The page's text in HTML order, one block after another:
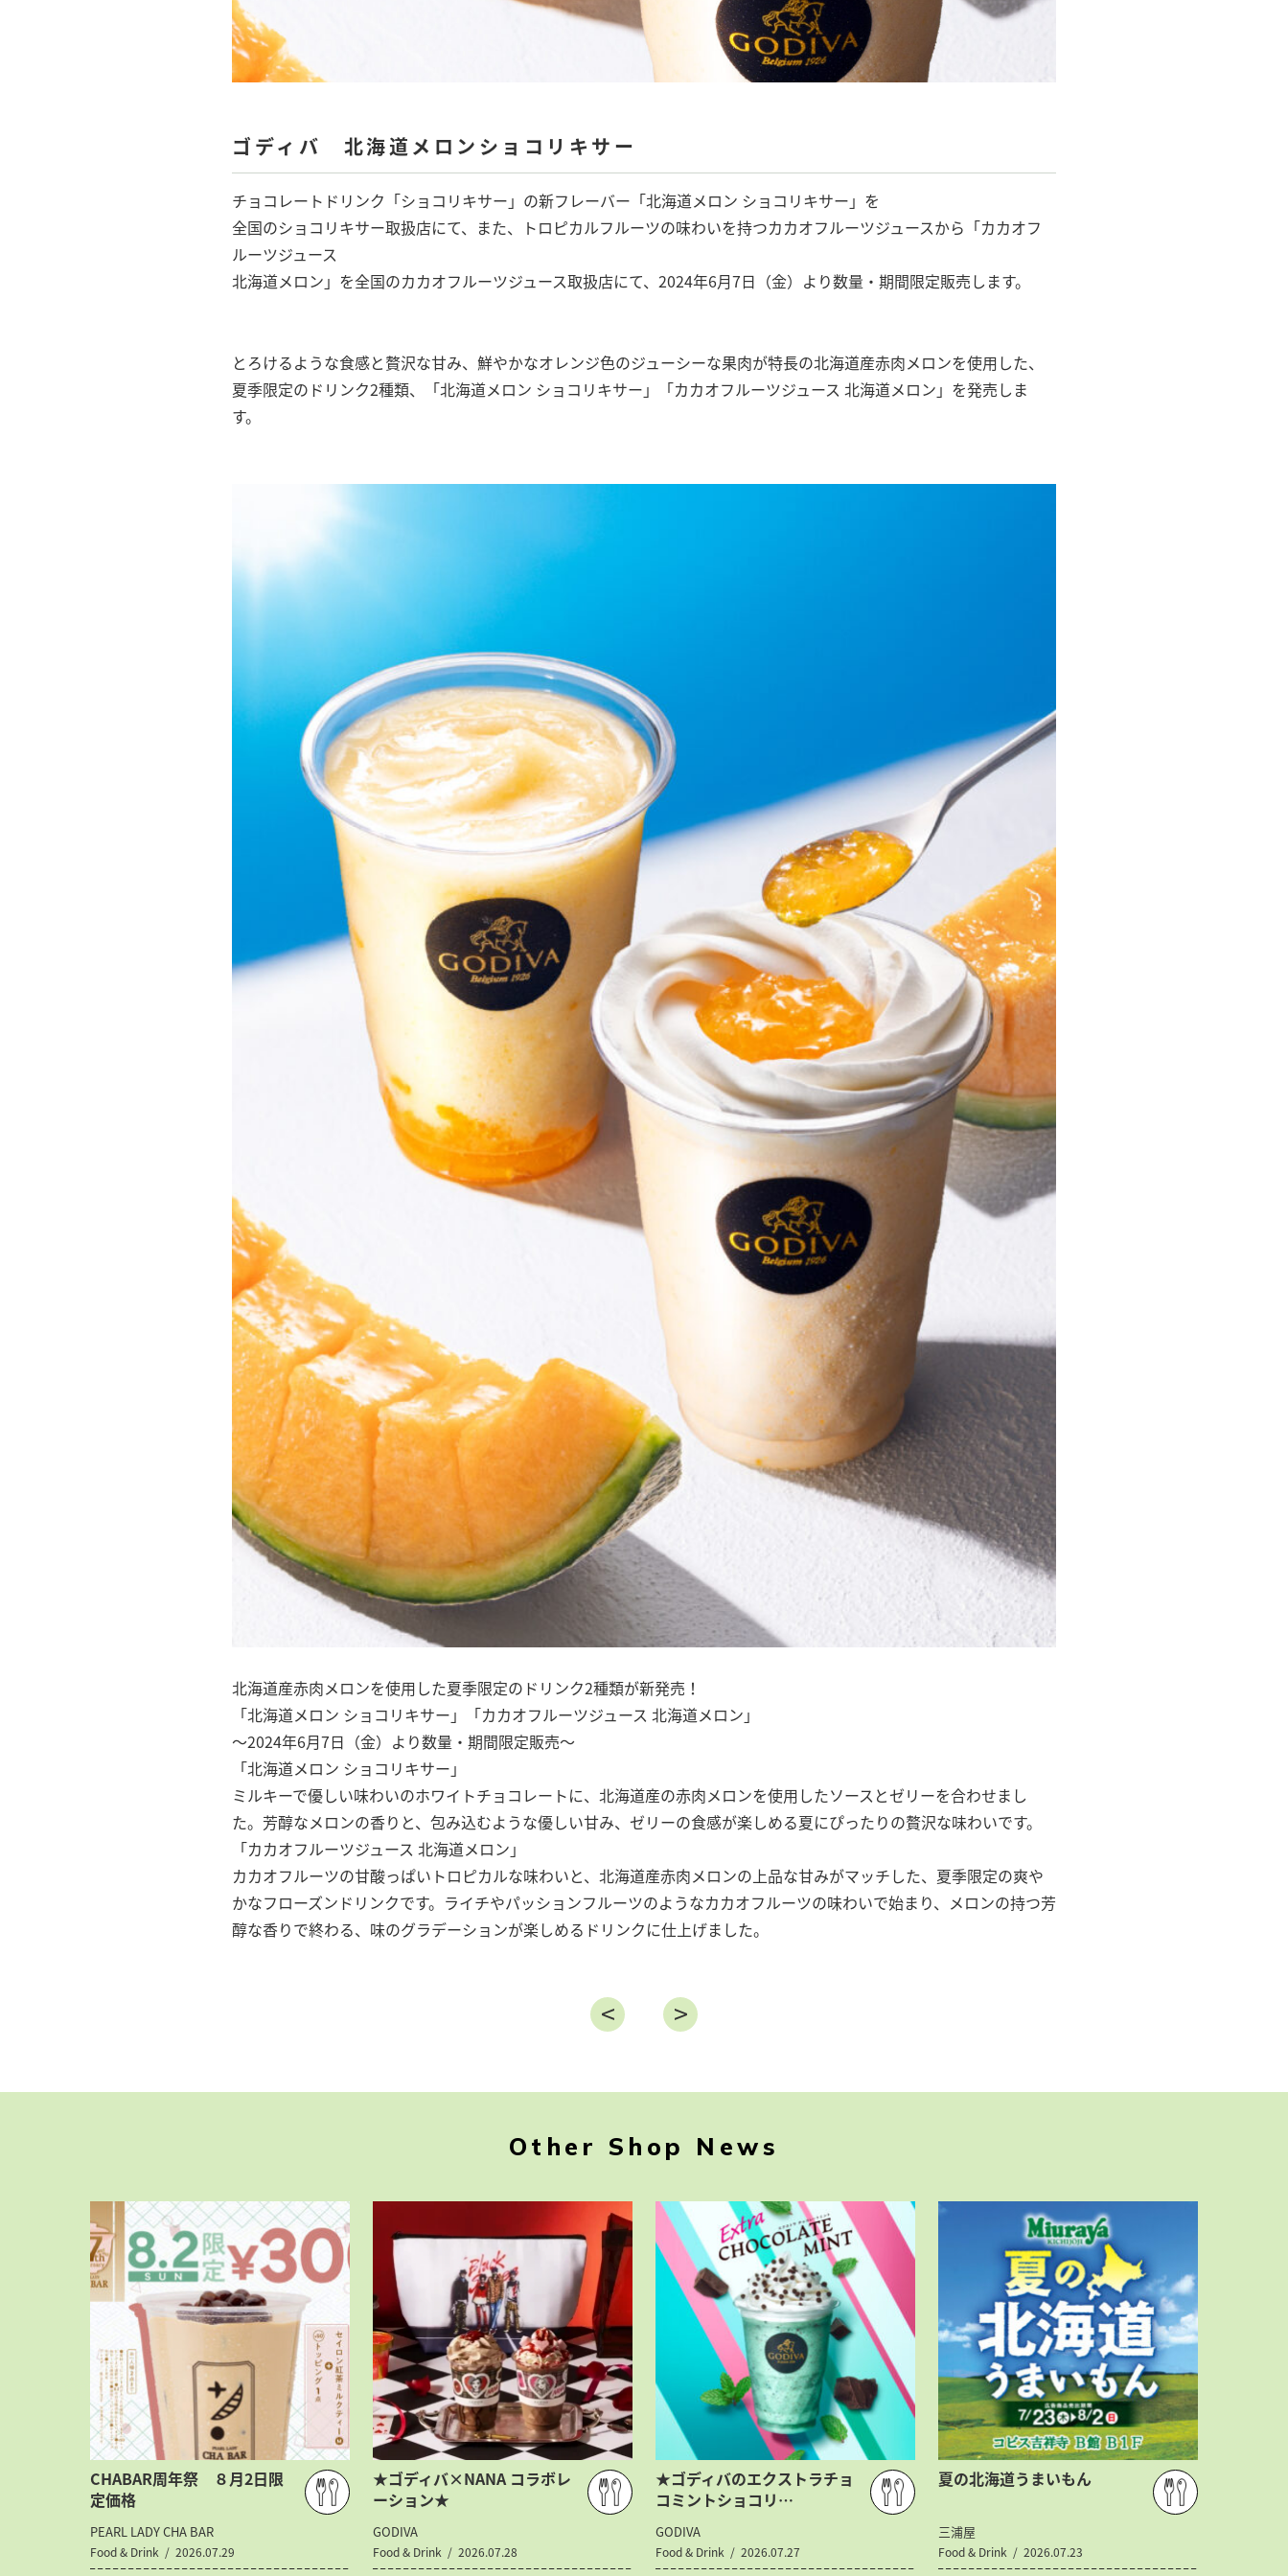
ゴディバ 北海道メロンショコリキサー
チョコレートドリンク「ショコリキサー」の新フレーバー「北海道メロン ショコリキサー」を
全国のショコリキサー取扱店にて、また、トロピカルフルーツの味わいを持つカカオフルーツジュースから「カカオフ
ルーツジュース
北海道メロン」を全国のカカオフルーツジュース取扱店にて、2024年6月7日（金）より数量・期間限定販売します。
とろけるような食感と贅沢な甘み、鮮やかなオレンジ色のジューシーな果肉が特長の北海道産赤肉メロンを使用した、
夏季限定のドリンク2種類、「北海道メロン ショコリキサー」「カカオフルーツジュース 北海道メロン」を発売しま
す。
北海道産赤肉メロンを使用した夏季限定のドリンク2種類が新発売！
「北海道メロン ショコリキサー」「カカオフルーツジュース 北海道メロン」
～2024年6月7日（金）より数量・期間限定販売～
「北海道メロン ショコリキサー」
ミルキーで優しい味わいのホワイトチョコレートに、北海道産の赤肉メロンを使用したソースとゼリーを合わせまし
た。芳醇なメロンの香りと、包み込むような優しい甘み、ゼリーの食感が楽しめる夏にぴったりの贅沢な味わいです。
「カカオフルーツジュース 北海道メロン」
カカオフルーツの甘酸っぱいトロピカルな味わいと、北海道産赤肉メロンの上品な甘みがマッチした、夏季限定の爽や
かなフローズンドリンクです。ライチやパッションフルーツのようなカカオフルーツの味わいで始まり、メロンの持つ芳
醇な香りで終わる、味のグラデーションが楽しめるドリンクに仕上げました。
Other Shop News
CHABAR周年祭 ８月2日限
定価格
PEARL LADY CHA BAR
Food & Drink 2026.07.29
★ゴディバ×NANA コラボレ
ーション★
GODIVA
Food & Drink 2026.07.28
★ゴディバのエクストラチョ
コミントショコリ…
GODIVA
Food & Drink 2026.07.27
夏の北海道うまいもん
三浦屋
Food & Drink 2026.07.23